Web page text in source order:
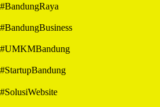
#BandungRaya
#BandungBusiness
#UMKMBandung
#StartupBandung
#SolusiWebsite